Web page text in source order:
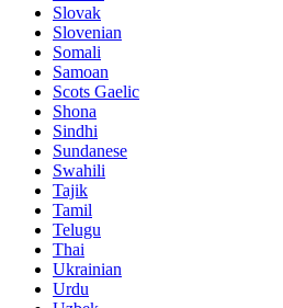
Slovak
Slovenian
Somali
Samoan
Scots Gaelic
Shona
Sindhi
Sundanese
Swahili
Tajik
Tamil
Telugu
Thai
Ukrainian
Urdu